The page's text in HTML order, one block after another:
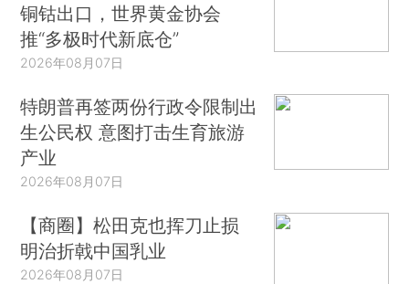
铜钴出口，世界黄金协会
推“多极时代新底仓”
2026年08月07日
特朗普再签两份行政令限制出
生公民权 意图打击生育旅游
产业
2026年08月07日
【商圈】松田克也挥刀止损
明治折戟中国乳业
2026年08月07日